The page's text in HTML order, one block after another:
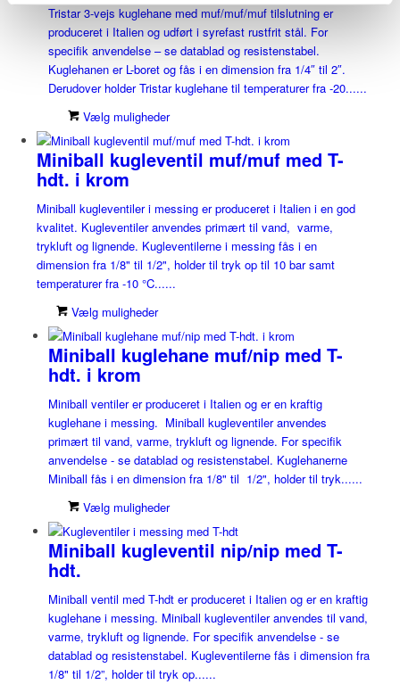
Tristar 3-vejs kuglehane med muf/muf/muf tilslutning er
produceret i Italien og udført i syrefast rustfrit stål. For
specifik anvendelse – se datablad og resistenstabel.
Kuglehanen er L-boret og fås i en dimension fra 1/4″ til 2″.
Derudover holder Tristar kuglehane til temperaturer fra -20......
Vælg muligheder
Miniball kugleventil muf/muf med T-
hdt. i krom
Miniball kugleventiler i messing er produceret i Italien i en god
kvalitet. Kugleventiler anvendes primært til vand, varme,
trykluft og lignende. Kugleventilerne i messing fås i en
dimension fra 1/8" til 1/2", holder til tryk op til 10 bar samt
temperaturer fra -10 °C......
Vælg muligheder
Miniball kuglehane muf/nip med T-
hdt. i krom
Miniball ventiler er produceret i Italien og er en kraftig
kuglehane i messing. Miniball kugleventiler anvendes
primært til vand, varme, trykluft og lignende. For specifik
anvendelse - se datablad og resistenstabel. Kuglehanerne
Miniball fås i en dimension fra 1/8" til 1/2", holder til tryk......
Vælg muligheder
Miniball kugleventil nip/nip med T-
hdt.
Miniball ventil med T-hdt er produceret i Italien og er en kraftig
kuglehane i messing. Miniball kugleventiler anvendes til vand,
varme, trykluft og lignende. For specifik anvendelse - se
datablad og resistenstabel. Kugleventilerne fås i dimension fra
1/8" til 1/2”, holder til tryk op......